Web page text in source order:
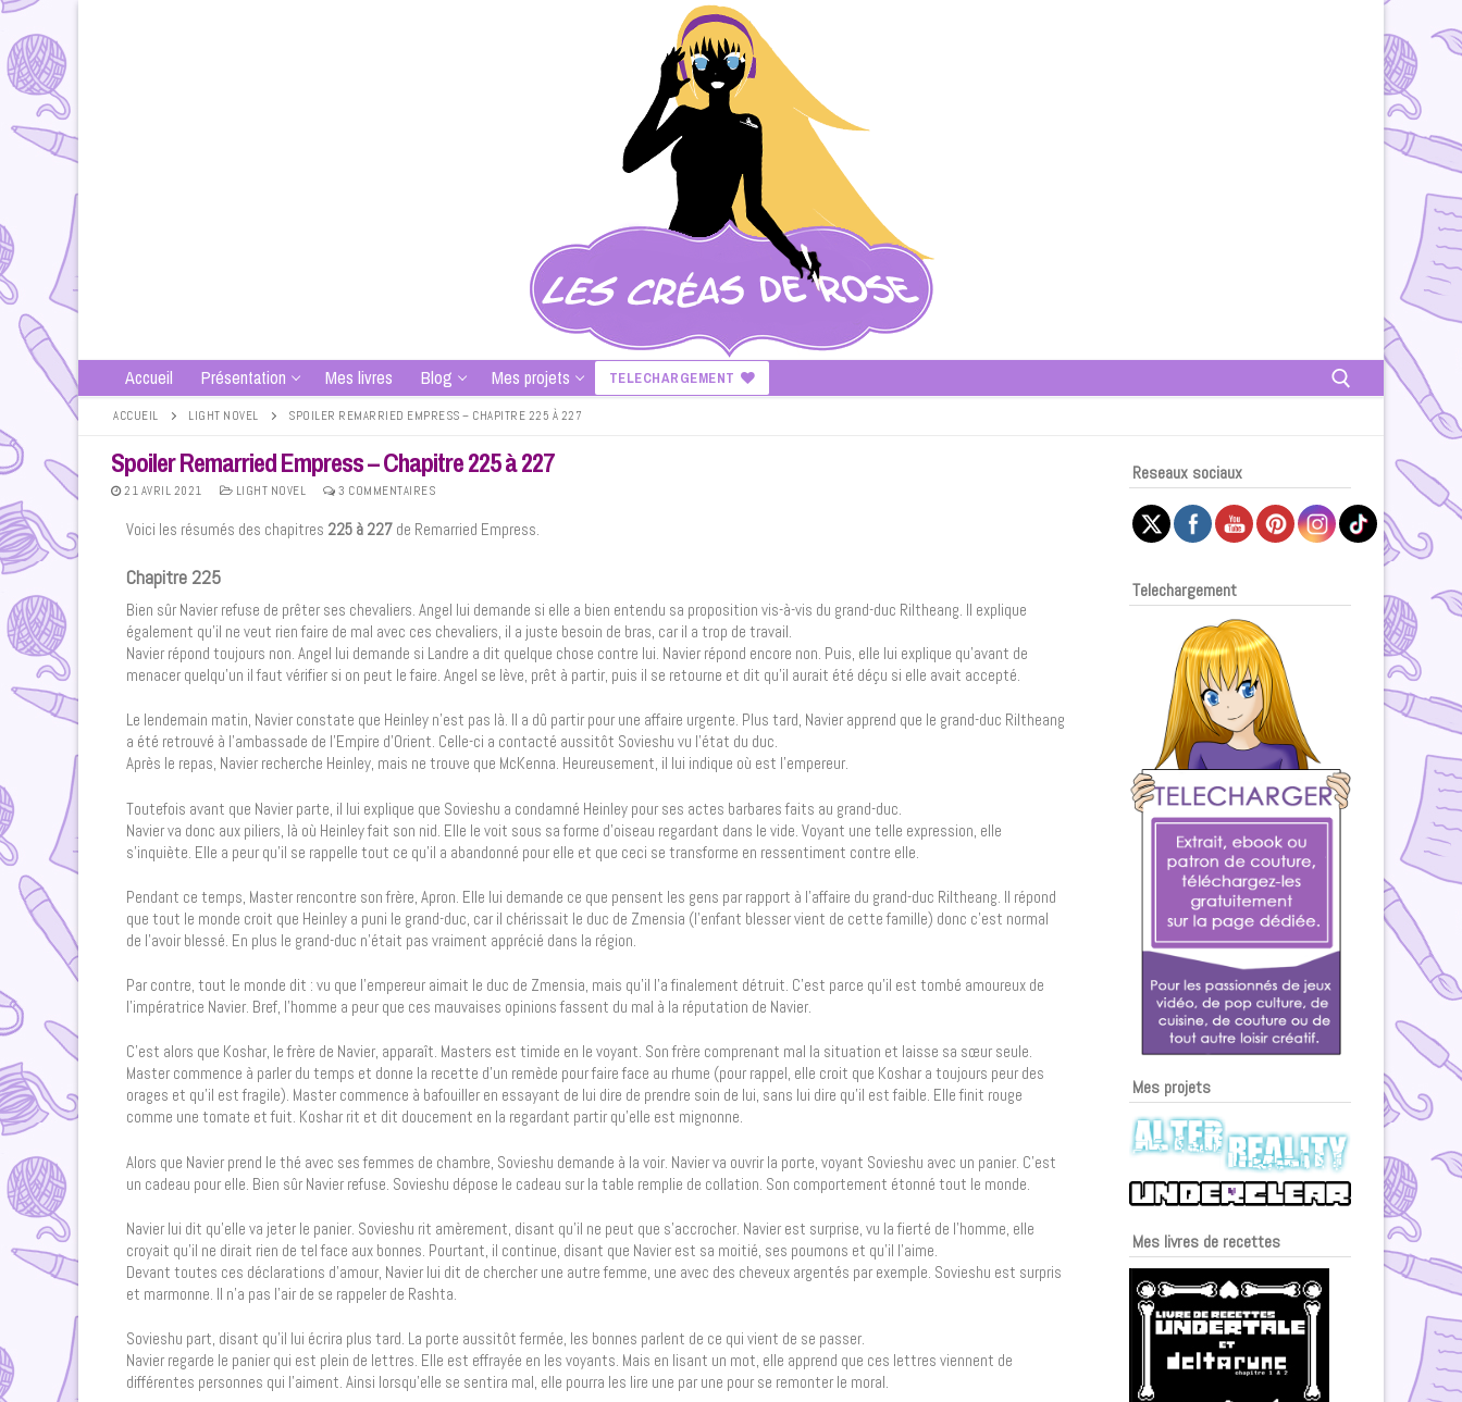
Accueil Présentation Mes livres Blog Mes projets TELECHARGEMENT
ACCUEIL LIGHT NOVEL SPOILER REMARRIED EMPRESS – CHAPITRE 225 À 227
Spoiler Remarried Empress – Chapitre 225 à 227
21 AVRIL 2021 LIGHT NOVEL 3 COMMENTAIRES
Voici les résumés des chapitres 225 à 227 de Remarried Empress.
Chapitre 225
Bien sûr Navier refuse de prêter ses chevaliers. Angel lui demande si elle a bien entendu sa proposition vis-à-vis du grand-duc Riltheang. Il explique
également qu’il ne veut rien faire de mal avec ces chevaliers, il a juste besoin de bras, car il a trop de travail.
Navier répond toujours non. Angel lui demande si Landre a dit quelque chose contre lui. Navier répond encore non. Puis, elle lui explique qu’avant de
menacer quelqu’un il faut vérifier si on peut le faire. Angel se lève, prêt à partir, puis il se retourne et dit qu’il aurait été déçu si elle avait accepté.
Le lendemain matin, Navier constate que Heinley n’est pas là. Il a dû partir pour une affaire urgente. Plus tard, Navier apprend que le grand-duc Riltheang
a été retrouvé à l’ambassade de l’Empire d’Orient. Celle-ci a contacté aussitôt Sovieshu vu l’état du duc.
Après le repas, Navier recherche Heinley, mais ne trouve que McKenna. Heureusement, il lui indique où est l’empereur.
Toutefois avant que Navier parte, il lui explique que Sovieshu a condamné Heinley pour ses actes barbares faits au grand-duc.
Navier va donc aux piliers, là où Heinley fait son nid. Elle le voit sous sa forme d’oiseau regardant dans le vide. Voyant une telle expression, elle
s’inquiète. Elle a peur qu’il se rappelle tout ce qu’il a abandonné pour elle et que ceci se transforme en ressentiment contre elle.
Pendant ce temps, Master rencontre son frère, Apron. Elle lui demande ce que pensent les gens par rapport à l’affaire du grand-duc Riltheang. Il répond
que tout le monde croit que Heinley a puni le grand-duc, car il chérissait le duc de Zmensia (l’enfant blesser vient de cette famille) donc c’est normal
de l’avoir blessé. En plus le grand-duc n’était pas vraiment apprécié dans la région.
Par contre, tout le monde dit : vu que l’empereur aimait le duc de Zmensia, mais qu’il l’a finalement détruit. C’est parce qu’il est tombé amoureux de
l’impératrice Navier. Bref, l’homme a peur que ces mauvaises opinions fassent du mal à la réputation de Navier.
C’est alors que Koshar, le frère de Navier, apparaît. Masters est timide en le voyant. Son frère comprenant mal la situation et laisse sa sœur seule.
Master commence à parler du temps et donne la recette d’un remède pour faire face au rhume (pour rappel, elle croit que Koshar a toujours peur des
orages et qu’il est fragile). Master commence à bafouiller en essayant de lui dire de prendre soin de lui, sans lui dire qu’il est faible. Elle finit rouge
comme une tomate et fuit. Koshar rit et dit doucement en la regardant partir qu’elle est mignonne.
Alors que Navier prend le thé avec ses femmes de chambre, Sovieshu demande à la voir. Navier va ouvrir la porte, voyant Sovieshu avec un panier. C’est
un cadeau pour elle. Bien sûr Navier refuse. Sovieshu dépose le cadeau sur la table remplie de collation. Son comportement étonné tout le monde.
Navier lui dit qu’elle va jeter le panier. Sovieshu rit amèrement, disant qu’il ne peut que s’accrocher. Navier est surprise, vu la fierté de l’homme, elle
croyait qu’il ne dirait rien de tel face aux bonnes. Pourtant, il continue, disant que Navier est sa moitié, ses poumons et qu’il l’aime.
Devant toutes ces déclarations d’amour, Navier lui dit de chercher une autre femme, une avec des cheveux argentés par exemple. Sovieshu est surpris
et marmonne. Il n’a pas l’air de se rappeler de Rashta.
Sovieshu part, disant qu’il lui écrira plus tard. La porte aussitôt fermée, les bonnes parlent de ce qui vient de se passer.
Navier regarde le panier qui est plein de lettres. Elle est effrayée en les voyants. Mais en lisant un mot, elle apprend que ces lettres viennent de
différentes personnes qui l’aiment. Ainsi lorsqu’elle se sentira mal, elle pourra les lire une par une pour se remonter le moral.
Reseaux sociaux
Telechargement
Mes projets
Mes livres de recettes